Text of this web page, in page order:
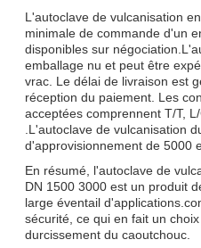
L'autoclave de vulcanisation
minimale de commande d'un
disponibles sur
emballage nu et peut être
vrac. Le délai de livraison est
réception du paiement. Les
acceptées comprennent T/T,
.L'autoclave de vulcanisation
d'approvisionnement de 5000
En résumé, l'autoclave de
DN 1500 3000 est un produit
large éventail
sécurité, ce qui en fait un
durcissement du caoutchouc.